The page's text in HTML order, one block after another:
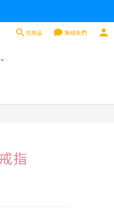
找商品 聯絡我們
指